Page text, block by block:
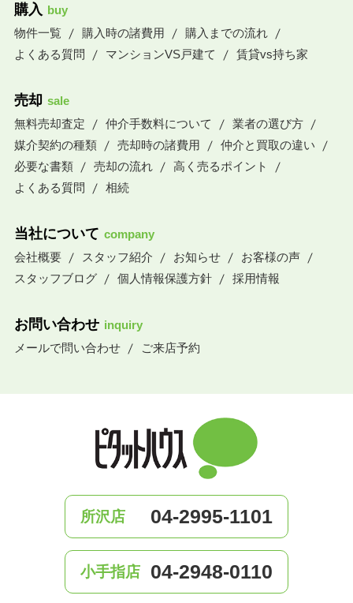
購入 buy
物件一覧
購入時の諸費用
購入までの流れ
よくある質問
マンションVS戸建て 賃貸vs持ち家
売却 sale
無料売却査定
仲介手数料について
業者の選び方
媒介契約の種類
売却時の諸費用
仲介と買取の違い
必要な書類
売却の流れ
高く売るポイント
よくある質問
相続
当社について company
会社概要
スタッフ紹介 お知らせ
お客様の声
スタッフブログ
個人情報保護方針 採用情報
お問い合わせ inquiry
メールで問い合わせ
ご来店予約
所沢店 04-2995-1101
小手指店 04-2948-0110